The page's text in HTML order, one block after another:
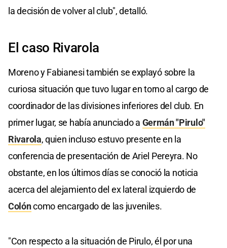
la decisión de volver al club", detalló.
El caso Rivarola
Moreno y Fabianesi también se explayó sobre la
curiosa situación que tuvo lugar en torno al cargo de
coordinador de las divisiones inferiores del club. En
primer lugar, se había anunciado a Germán "Pirulo"
Rivarola, quien incluso estuvo presente en la
conferencia de presentación de Ariel Pereyra. No
obstante, en los últimos días se conoció la noticia
acerca del alejamiento del ex lateral izquierdo de
Colóncomo encargado de las juveniles.
"Con respecto a la situación de Pirulo, él por una